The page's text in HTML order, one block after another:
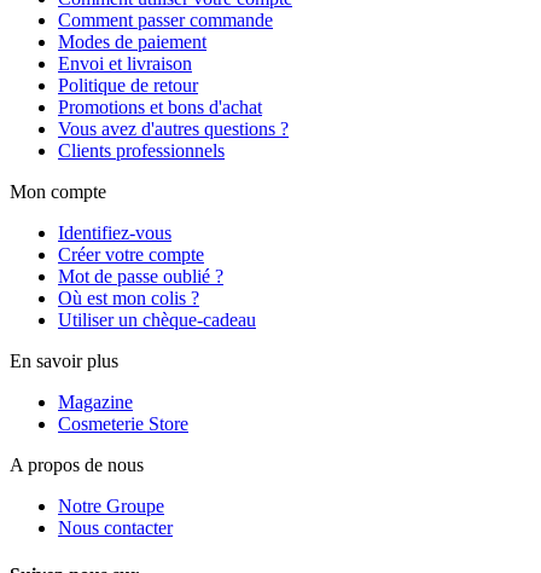
Comment passer commande
Modes de paiement
Envoi et livraison
Politique de retour
Promotions et bons d'achat
Vous avez d'autres questions ?
Clients professionnels
Mon compte
Identifiez-vous
Créer votre compte
Mot de passe oublié ?
Où est mon colis ?
Utiliser un chèque-cadeau
En savoir plus
Magazine
Cosmeterie Store
A propos de nous
Notre Groupe
Nous contacter